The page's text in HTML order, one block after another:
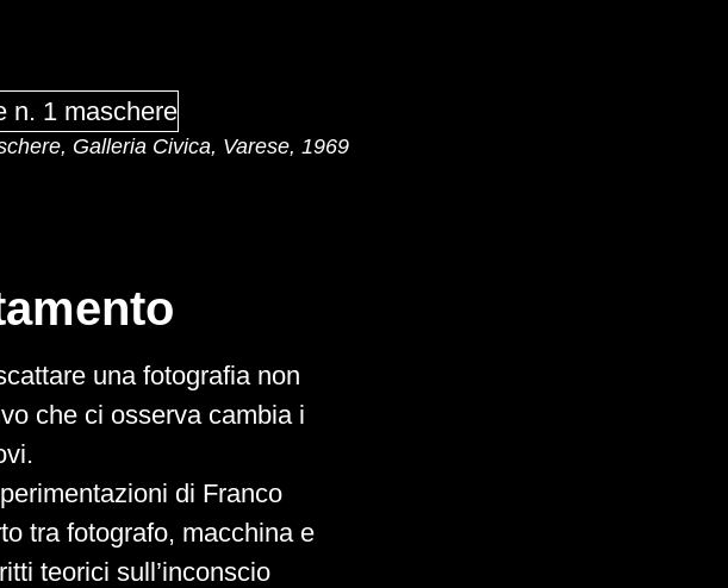
Galleria Civica, Varese, 1969
una fotografia non
che ci osserva cambia i
di Franco
tra fotografo, macchina e
teorici sull’inconscio